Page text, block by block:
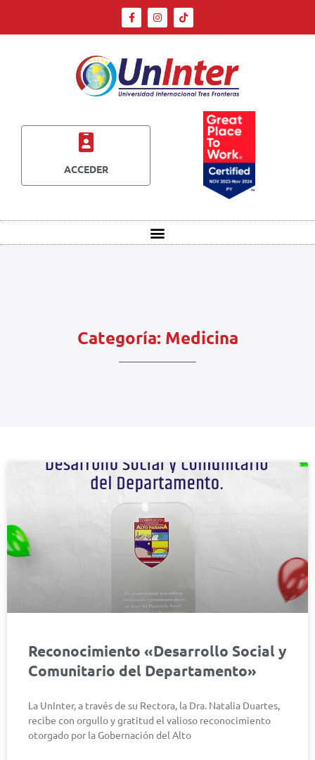
ACCEDER
Categoría: Medicina
Reconocimiento «Desarrollo Social y
Comunitario del Departamento»
La UnInter, a través de su Rectora, la Dra. Natalia Duartes,
recibe con orgullo y gratitud el valioso reconocimiento
otorgado por la Gobernación del Alto